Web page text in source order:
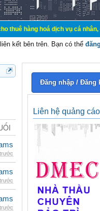
dịch vụ cá nhân, gia
kết bên trên. Bạn có thể
Đăng nhập / Đăng
Liên hệ quảng